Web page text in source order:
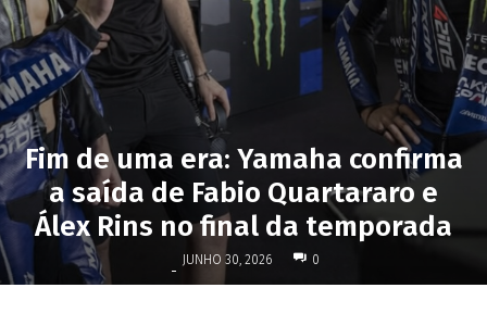
Fim de uma era: Yamaha confirma
a saída de Fabio Quartararo e
Álex Rins no final da temporada
- JUNHO 30, 2026 0